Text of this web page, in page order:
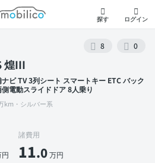
モビリコ
探す ログイン
8 0
煌III
ビ TV 3列シート スマートキー ETC バック
電動スライドドア 8人乗り
km・シルバー系
諸費用
11.0万円